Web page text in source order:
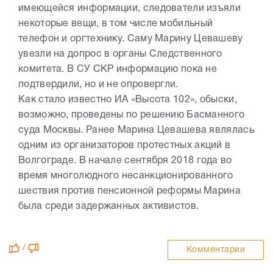
имеющейся информации, следователи изъяли
некоторые вещи, в том числе мобильный
телефон и оргтехнику. Саму Марину Цевашеву
увезли на допрос в органы Следственного
комитета. В СУ СКР информацию пока не
подтвердили, но и не опровергли.
Как стало известно ИА «Высота 102», обыски,
возможно, проведены по решению Басманного
суда Москвы. Ранее Марина Цевашева являлась
одним из организаторов протестных акций в
Волгограде. В начале сентября 2018 года во
время многолюдного несанкционированного
шествия против пенсионной реформы Марина
была среди задержанных активистов.
/ Комментарии